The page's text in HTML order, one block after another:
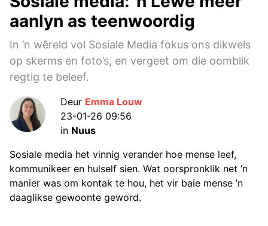
aanlyn as teenwoordig
In ’n wêreld vol Sosiale Media fokus ons dikwels
op skerms en foto’s, en vergeet om die oomblik
regtig te beleef.
Deur Emma Louw
23-01-26 09:56
in Nuus
Sosiale media het vinnig verander hoe mense leef,
kommunikeer en hulself sien. Wat oorspronklik net ’n
manier was om kontak te hou, het vir baie mense ’n
daaglikse gewoonte geword.